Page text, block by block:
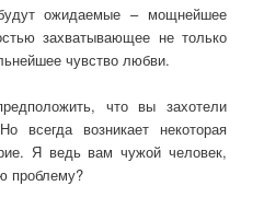
ожидаемые – мощнейшее
захватывающее не только
чувство любви.
что вы захотели
всегда возникает некоторая
Я ведь вам чужой человек,
проблему?